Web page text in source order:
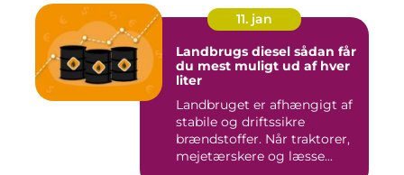
11. jan
Landbrugs diesel sådan får
du mest muligt ud af hver
liter
Landbruget er afhængigt af
stabile og driftssikre
brændstoffer. Når traktorer,
mejetærskere og læsse...